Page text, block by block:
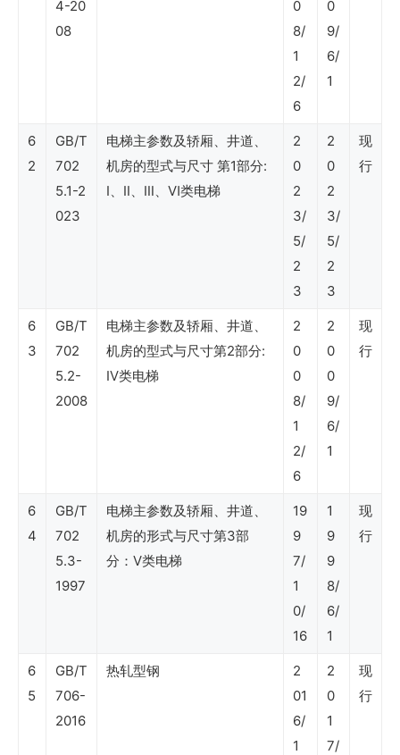
Shell
DEP
4-20
08
0
8/
1
2/
6
0
9/
6/
1
6
2
GB/T
702
5.1-2
023
电梯主参数及轿厢、井道、
机房的型式与尺寸 第1部分:
Ⅰ、Ⅱ、Ⅲ、Ⅵ类电梯
2
0
2
3/
5/
2
3
2
0
2
3/
5/
2
3
现
行
6
3
GB/T
702
5.2-
2008
电梯主参数及轿厢、井道、
机房的型式与尺寸第2部分:
Ⅳ类电梯
2
0
0
8/
1
2/
6
2
0
0
9/
6/
1
现
行
6
4
GB/T
702
5.3-
1997
电梯主参数及轿厢、井道、
机房的形式与尺寸第3部
分：V类电梯
19
9
7/
1
0/
16
1
9
9
8/
6/
1
现
行
6
5
GB/T
706-
2016
热轧型钢
2
01
6/
1
2
0
1
7/
现
行